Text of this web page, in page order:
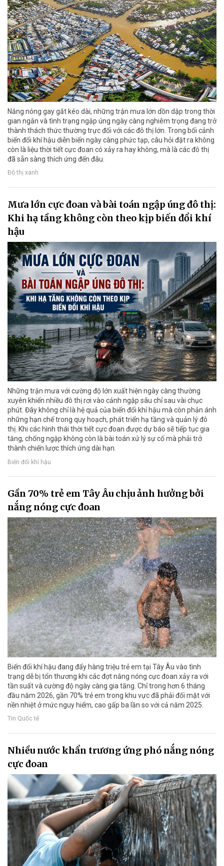
Nắng nóng gay gắt kéo dài, những trận mưa lớn dồn dập trong thời
gian ngắn và tình trạng ngập úng ngày càng nghiêm trọng đang trở
thành thách thức thường trực đối với các đô thị lớn. Trong bối cảnh
biến đổi khí hậu diễn biến ngày càng phức tạp, câu hỏi đặt ra không
còn là liệu thời tiết cực đoan có xảy ra hay không, mà là các đô thị
đã sẵn sàng thích ứng đến đâu.
Đô thị xanh
Mưa lớn cực đoan và bài toán ngập úng đô thị:
Khi hạ tầng không còn theo kịp biến đổi khí
hậu
Những trận mưa với cường độ lớn xuất hiện ngày càng thường
xuyên khiến nhiều đô thị rơi vào cảnh ngập sâu chỉ sau vài chục
phút. Đây không chỉ là hệ quả của biến đổi khí hậu mà còn phản ánh
những hạn chế trong quy hoạch, phát triển hạ tầng và quản lý đô
thị. Khi các hình thái thời tiết cực đoan được dự báo sẽ tiếp tục gia
tăng, chống ngập không còn là bài toán xử lý sự cố mà phải trở
thành chiến lược thích ứng dài hạn.
Biến đổi khí hậu
Gần 70% trẻ em Tây Âu chịu ảnh hưởng bởi
nắng nóng cực đoan
Biến đổi khí hậu đang đẩy hàng triệu trẻ em tại Tây Âu vào tình
trạng dễ bị tổn thương khi các đợt nắng nóng cực đoan xảy ra với
tần suất và cường độ ngày càng gia tăng. Chỉ trong hơn 6 tháng
đầu năm 2026, gần 70% trẻ em trong khu vực đã phải đối mặt với
nền nhiệt ở mức nguy hiểm, cao gấp ba lần so với cả năm 2025.
Tin Quốc tế
Nhiều nước khẩn trương ứng phó nắng nóng
cực đoan